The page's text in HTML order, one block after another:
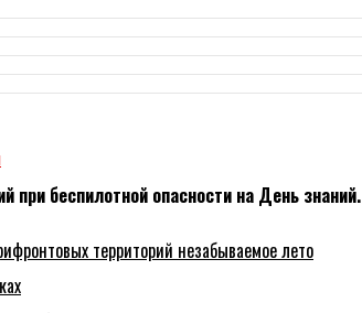
при беспилотной опасности на День знаний.
территорий незабываемое лето